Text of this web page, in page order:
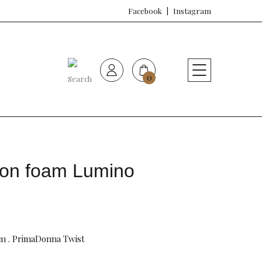
Facebook Instagram
0
Sujetadores
Baño de mujer
foam Lumino
. PrimaDonna Twist